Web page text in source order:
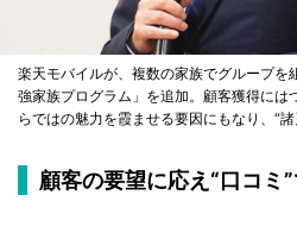
楽天モバイルが、複数の家族でグループを
強家族プログラム」を追加。顧客獲得には
らではの魅力を霞ませる要因にもなり、“
顧客の要望に応え“口コミ